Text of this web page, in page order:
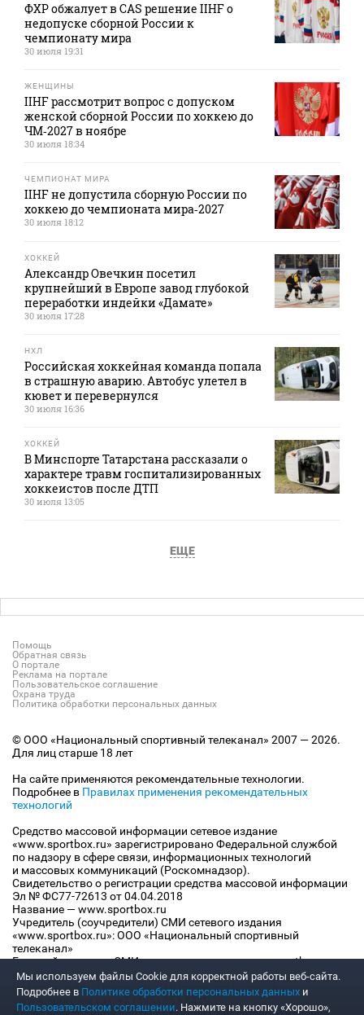
ФХР обжалует в CAS решение IIHF о
недопуске сборной России к
чемпионату мира
30 июля 19:31
ЖЕНЩИНЫ
IIHF рассмотрит вопрос с допуском
женской сборной России по хоккею до
ЧМ‑2027 в ноябре
30 июля 18:34
ЧЕМПИОНАТ МИРА
IIHF не допустила сборную России по
хоккею до чемпионата мира‑2027
30 июля 18:12
ХОККЕЙ
Александр Овечкин посетил
крупнейший в Европе завод глубокой
переработки индейки «Дамате»
30 июля 17:28
НХЛ
Российская хоккейная команда попала
в страшную аварию. Автобус улетел в
кювет и перевернулся
30 июля 16:36
ХОККЕЙ
В Минспорте Татарстана рассказали о
характере травм госпитализированных
хоккеистов после ДТП
30 июля 13:05
ЕЩЕ
Помощь
Обратная связь
О портале
Реклама на портале
Пользовательское соглашение
Охрана труда
Политика обработки персональных данных
© ООО «Национальный спортивный телеканал» 2007 — 2026.
Для лиц старше 18 лет
На сайте применяются рекомендательные технологии.
Подробнее в Правилах применения рекомендательных
технологий
Средство массовой информации сетевое издание
«www.sportbox.ru» зарегистрировано Федеральной службой
по надзору в сфере связи, информационных технологий
и массовых коммуникаций (Роскомнадзор).
Свидетельство о регистрации средства массовой информации
Эл № ФС77-72613 от 04.04.2018
Название — www.sportbox.ru
Учредитель (соучредители) СМИ сетевого издания
«www.sportbox.ru»: ООО «Национальный спортивный
телеканал»
Главный редактор СМИ сетевого издания «www.sportbox.ru»:
Конов В.А.
Номер телефона редакции СМИ сетевого издания
«www.sportbox.ru»: +7 (495) 653 8419
Мы используем файлы Сookie для корректной работы веб-сайта.
Подробнее в Политике обработки персональных данных и
Пользовательском соглашении. Нажмите на кнопку «Хорошо»,